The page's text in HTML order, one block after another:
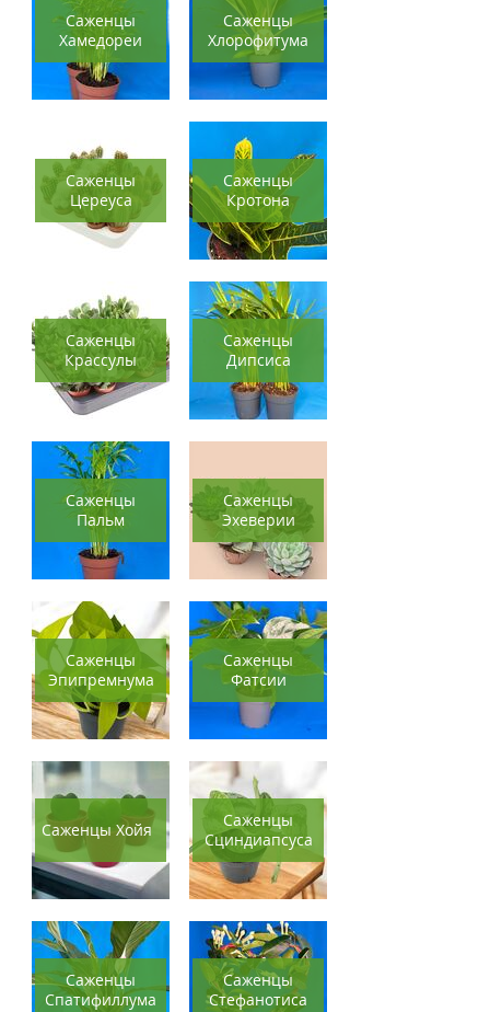
Саженцы
Хамедореи
Саженцы
Хлорофитума
Саженцы
Цереуса
Саженцы
Кротона
Саженцы
Крассулы
Саженцы
Дипсиса
Саженцы
Пальм
Саженцы
Эхеверии
Саженцы
Эпипремнума
Саженцы
Фатсии
Саженцы Хойя
Саженцы
Сциндиапсуса
Саженцы
Спатифиллума
Саженцы
Стефанотиса